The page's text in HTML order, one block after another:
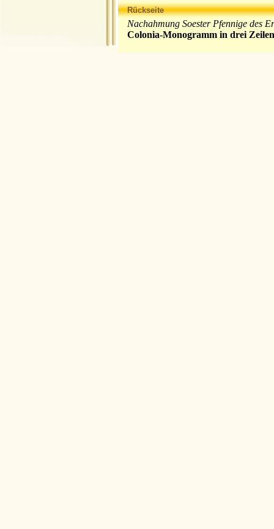
Rückseite
Nachahmung Soester Pfennige des
Colonia-Monogramm in drei